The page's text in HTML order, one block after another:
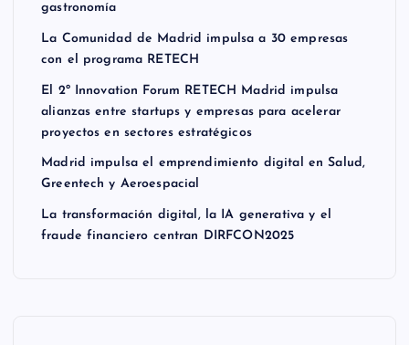
gastronomía
La Comunidad de Madrid impulsa a 30 empresas
con el programa RETECH
El 2º Innovation Forum RETECH Madrid impulsa
alianzas entre startups y empresas para acelerar
proyectos en sectores estratégicos
Madrid impulsa el emprendimiento digital en Salud,
Greentech y Aeroespacial
La transformación digital, la IA generativa y el
fraude financiero centran DIRFCON2025